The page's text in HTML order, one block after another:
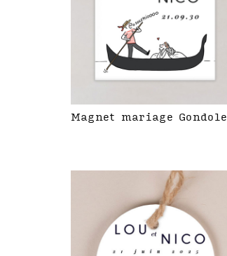
Magnet mariage Gondole